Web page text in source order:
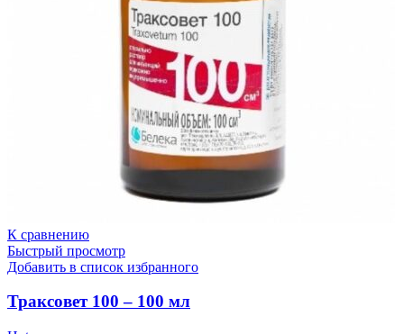
К сравнению
Быстрый просмотр
Добавить в список избранного
Траксовет 100 – 100 мл